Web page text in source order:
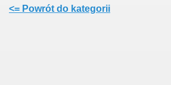
<= Powrót do kategorii